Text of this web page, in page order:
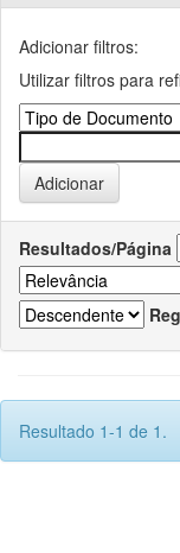
Adicionar filtros:
Utilizar filtros para
Resultados/Página
Resultado 1-1 de 1.